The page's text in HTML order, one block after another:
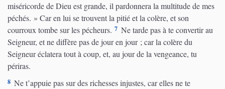
miséricorde de Dieu est grande, il pardonnera la multitude de mes
péchés. » Car en lui se trouvent la pitié et la colère, et son
courroux tombe sur les pécheurs. 7 Ne tarde pas à te convertir au
Seigneur, et ne diffère pas de jour en jour ; car la colère du
Seigneur éclatera tout à coup, et, au jour de la vengeance, tu
périras.
8 Ne t’appuie pas sur des richesses injustes, car elles ne te